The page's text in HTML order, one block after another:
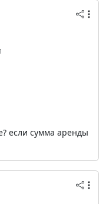
если сумма аренды